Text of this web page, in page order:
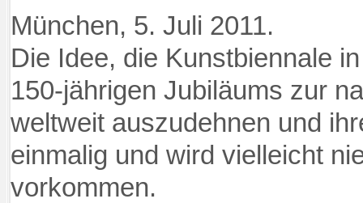
München, 5. Juli 2011.
Die Idee, die Kunstbiennale
150-jährigen Jubiläums zur
weltweit auszudehnen und
einmalig und wird vielleicht
vorkommen.